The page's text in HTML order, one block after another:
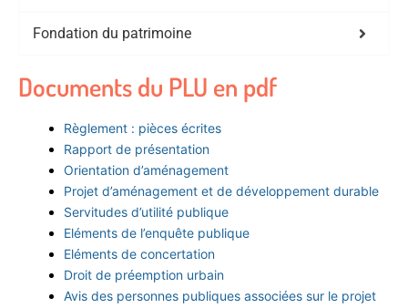
Fondation du patrimoine
Documents du PLU en pdf
Règlement : pièces écrites
Rapport de présentation
Orientation d’aménagement
Projet d’aménagement et de développement durable
Servitudes d’utilité publique
Eléments de l’enquête publique
Eléments de concertation
Droit de préemption urbain
Avis des personnes publiques associées sur le projet